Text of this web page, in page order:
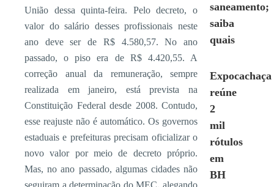
União dessa quinta-feira. Pelo decreto, o
valor do salário desses profissionais neste
ano deve ser de R$ 4.580,57. No ano
passado, o piso era de R$ 4.420,55. A
correção anual da remuneração, sempre
realizada em janeiro, está prevista na
Constituição Federal desde 2008. Contudo,
esse reajuste não é automático. Os governos
estaduais e prefeituras precisam oficializar o
novo valor por meio de decreto próprio.
Mas, no ano passado, algumas cidades não
seguiram a determinação do MEC, alegando
saneamento;
saiba
quais
Expocachaça
reúne
2
mil
rótulos
em
BH